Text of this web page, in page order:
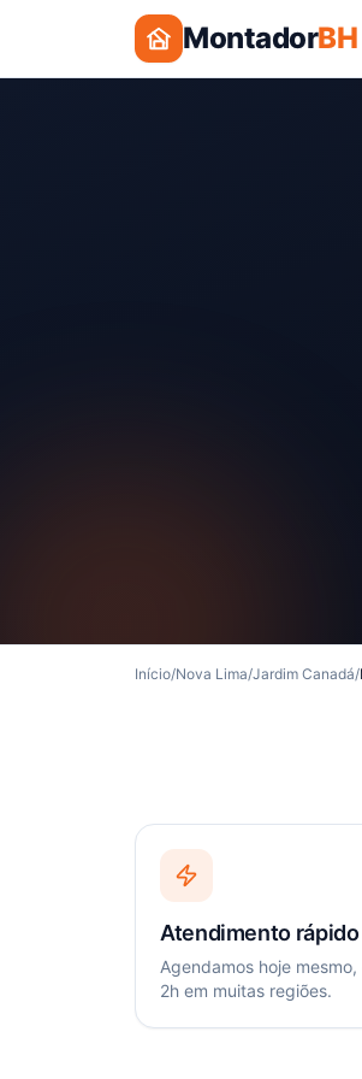
MontadorBH
Início/Nova Lima/Jardim Canadá/
Atendimento rápido
Agendamos hoje
2h em muitas regiões.